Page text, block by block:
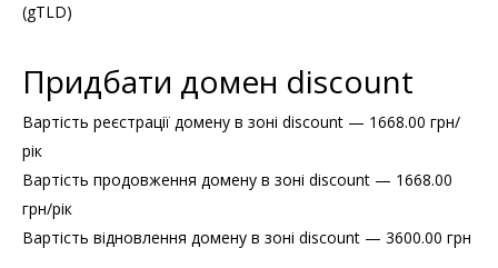
(gTLD)
Придбати домен discount
Вартість реєстрації домену в зоні discount — 1668.00 грн/
рік
Вартість продовження домену в зоні discount — 1668.00
грн/рік
Вартість відновлення домену в зоні discount — 3600.00 грн